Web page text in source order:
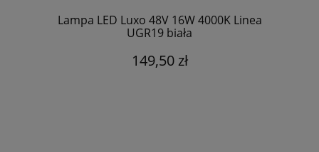
Lampa LED Luxo 48V 16W 4000K Linea
UGR19 biała
149,50 zł